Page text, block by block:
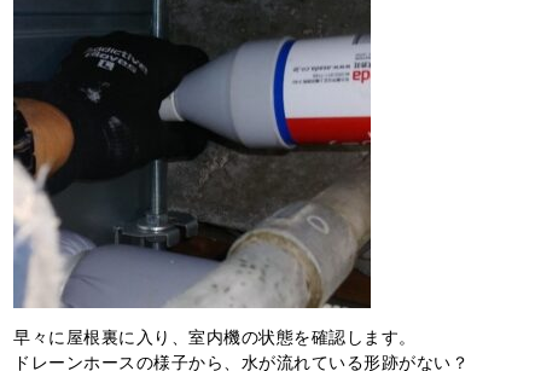
早々に屋根裏に入り、室内機の状態を確認します。
ドレーンホースの様子から、水が流れている形跡がない？